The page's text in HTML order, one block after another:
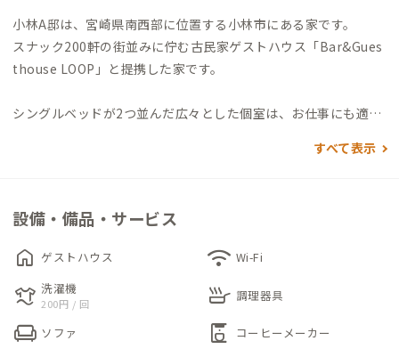
小林A邸は、宮崎県南西部に位置する小林市にある家です。
スナック200軒の街並みに佇む古民家ゲストハウス「Bar&Gues
thouse LOOP」と提携した家です。
シングルベッドが2つ並んだ広々とした個室は、お仕事にも適し
れた家具が並んでいます。外鍵が付いているので、外出の際にも
また小林A邸には、廃墟をリノベーションしたカフェ＆バーが併
設しています。
ランチや夜の時間を楽しみながら、カフェに訪れた地域の方々
と交流できるかもしれません。
すべて表示
設備・備品・サービス
home ゲストハウス wifi Wi-Fi
laundry 洗濯機
200円 / 回 skillet 調理器具
chair ソファ coffee_maker コーヒーメーカー